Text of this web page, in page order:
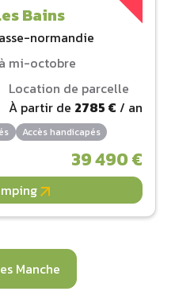
Bains
normandie
mi-octobre
Location de parcelle
À partir de 2785 € / an
Accès handicapés
39 490 €
Manche